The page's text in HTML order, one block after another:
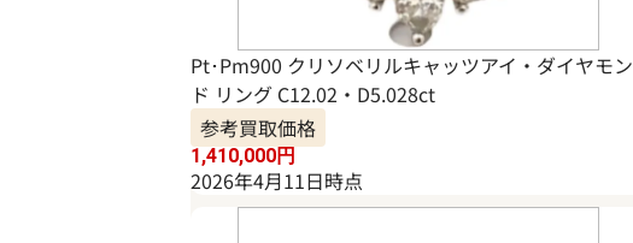
Pt･Pm900 クリソベリルキャッツアイ・ダイヤモン
ド リング C12.02・D5.028ct
参考買取価格
1,410,000円
2026年4月11日時点